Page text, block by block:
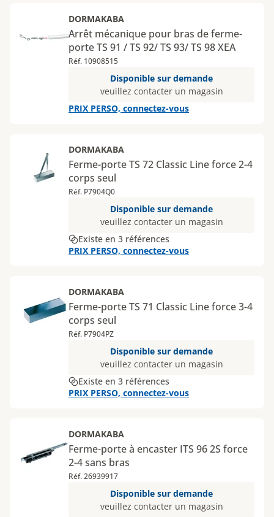
DORMAKABA
Arrêt mécanique pour bras de ferme-
porte TS 91 / TS 92/ TS 93/ TS 98 XEA
Réf. 10908515
Disponible sur demande
veuillez contacter un magasin
PRIX PERSO, connectez-vous
DORMAKABA
Ferme-porte TS 72 Classic Line force 2-4
corps seul
Réf. P7904Q0
Disponible sur demande
veuillez contacter un magasin
Existe en 3 références
PRIX PERSO, connectez-vous
DORMAKABA
Ferme-porte TS 71 Classic Line force 3-4
corps seul
Réf. P7904PZ
Disponible sur demande
veuillez contacter un magasin
Existe en 3 références
PRIX PERSO, connectez-vous
DORMAKABA
Ferme-porte à encaster ITS 96 2S force
2-4 sans bras
Réf. 26939917
Disponible sur demande
veuillez contacter un magasin